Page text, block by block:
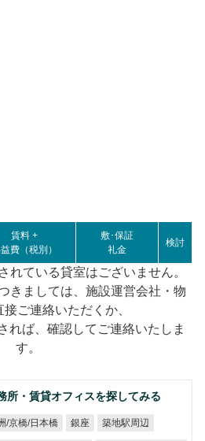
賃料 +
費（税別）
敷･保証
礼金
検討
れている貸室はございません。
きましては、施設運営会社・物
ご連絡いただくか、
れば、確認してご連絡いたしま
す。
所・賃貸オフィスを探してみる
/京橋/日本橋 銀座 築地駅周辺